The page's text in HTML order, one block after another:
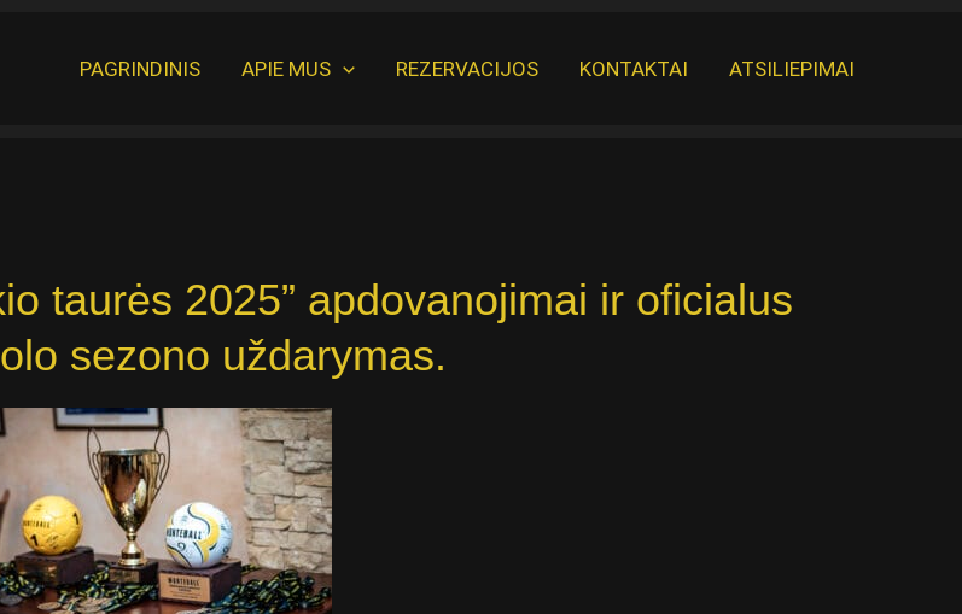
PAGRINDINIS APIE MUS REZERVACIJOS KONTAKTAI ATSILIEPIMAI
taurės 2025” apdovanojimai ir oficialus
sezono uždarymas.